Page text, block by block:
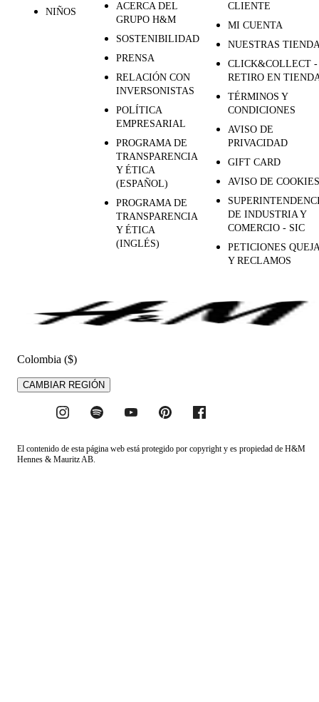
NIÑOS
ACERCA DEL
GRUPO H&M
SOSTENIBILIDAD
PRENSA
RELACIÓN CON
INVERSONISTAS
POLÍTICA
EMPRESARIAL
PROGRAMA DE
TRANSPARENCIA
Y ÉTICA
(ESPAÑOL)
PROGRAMA DE
TRANSPARENCIA
Y ÉTICA
(INGLÉS)
CLIENTE
MI CUENTA
NUESTRAS
CLICK&COLLECT -
RETIRO EN
TÉRMINOS Y
CONDICIONES
AVISO DE
PRIVACIDAD
GIFT CARD
AVISO DE COOKIES
DE INDUSTRIA Y
COMERCIO - SIC
PETICIONES
Y RECLAMOS
Colombia ($)
CAMBIAR REGIÓN
El contenido de esta página web está protegido por copyright y es propiedad de H&M
Hennes & Mauritz AB.